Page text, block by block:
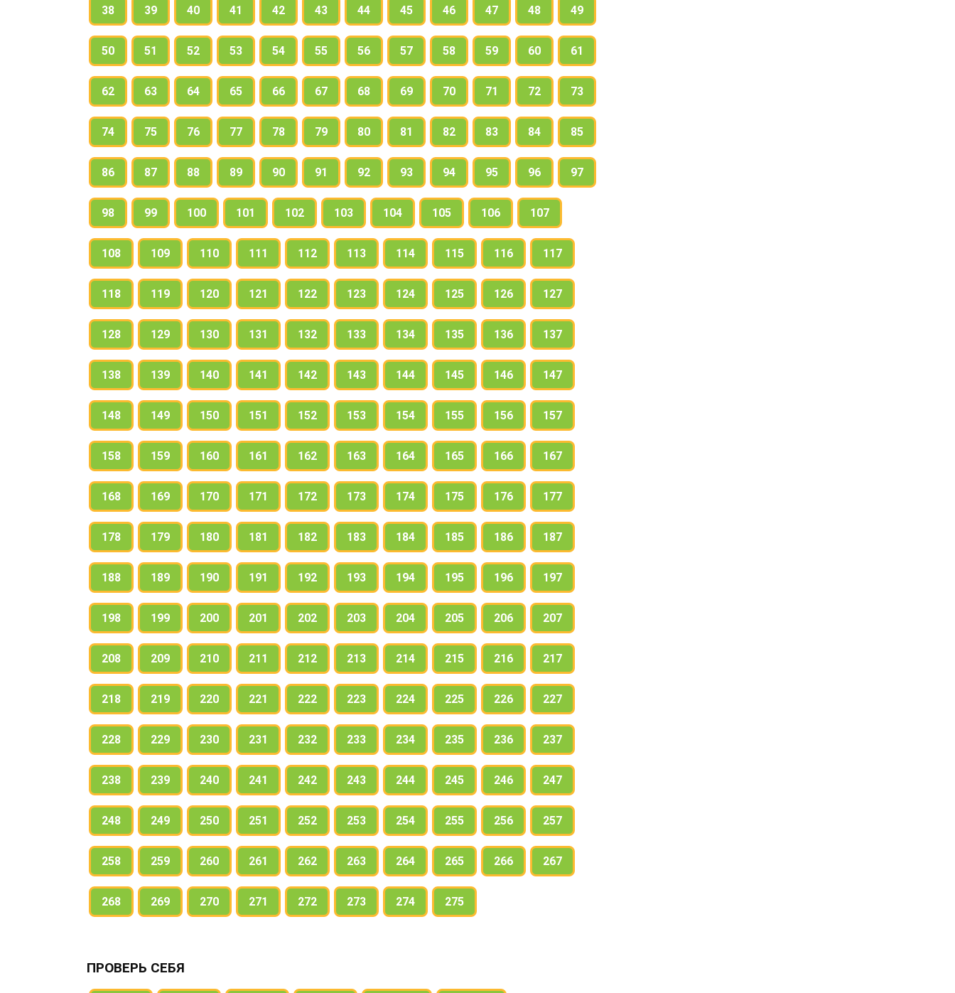
38 39 40 41 42 43 44 45 46 47 48 49
50 51 52 53 54 55 56 57 58 59 60 61
62 63 64 65 66 67 68 69 70 71 72 73
74 75 76 77 78 79 80 81 82 83 84 85
86 87 88 89 90 91 92 93 94 95 96 97
98 99 100 101 102 103 104 105 106 107
108 109 110 111 112 113 114 115 116 117
118 119 120 121 122 123 124 125 126 127
128 129 130 131 132 133 134 135 136 137
138 139 140 141 142 143 144 145 146 147
148 149 150 151 152 153 154 155 156 157
158 159 160 161 162 163 164 165 166 167
168 169 170 171 172 173 174 175 176 177
178 179 180 181 182 183 184 185 186 187
188 189 190 191 192 193 194 195 196 197
198 199 200 201 202 203 204 205 206 207
208 209 210 211 212 213 214 215 216 217
218 219 220 221 222 223 224 225 226 227
228 229 230 231 232 233 234 235 236 237
238 239 240 241 242 243 244 245 246 247
248 249 250 251 252 253 254 255 256 257
258 259 260 261 262 263 264 265 266 267
268 269 270 271 272 273 274 275
ПРОВЕРЬ СЕБЯ